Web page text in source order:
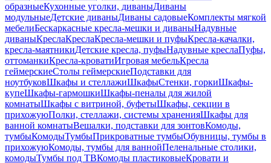
образныеКухонные уголки, диваныДиваны
модульныеДетские диваныДиваны садовыеКомплекты мягкой
мебелиБескаркасные кресла-мешки и диваныНадувные
диваныКреслаКреслаКресла-мешки и пуфыКресла-качалки,
кресла-маятникиДетские кресла, пуфыНадувные креслаПуфы,
оттоманкиКресла-кроватиИгровая мебельКресла
геймерскиеСтолы геймерскиеПодставки для
ноутбуковШкафы и стеллажиШкафыСтенки, горкиШкафы-
купеШкафы-гармошкиШкафы-пеналы для жилой
комнатыШкафы с витриной, буфетыШкафы, секции в
прихожуюПолки, стеллажи, системы храненияШкафы для
ванной комнатыВешалки, подставки для зонтовКомоды,
тумбыКомодыТумбыПрикроватные тумбыОбувницы, тумбы в
прихожуюКомоды, тумбы для ваннойПеленальные столики,
комодыТумбы под ТВКомоды пластиковыеКровати и